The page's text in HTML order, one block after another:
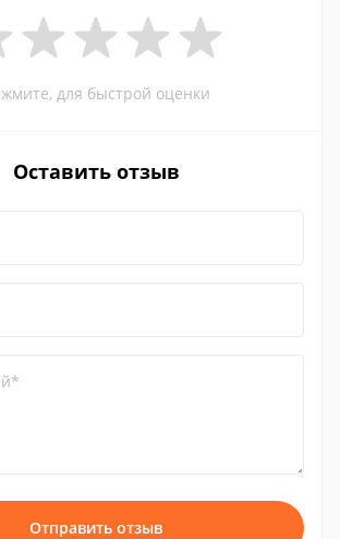
для быстрой оценки
Оставить отзыв
Отправить отзыв